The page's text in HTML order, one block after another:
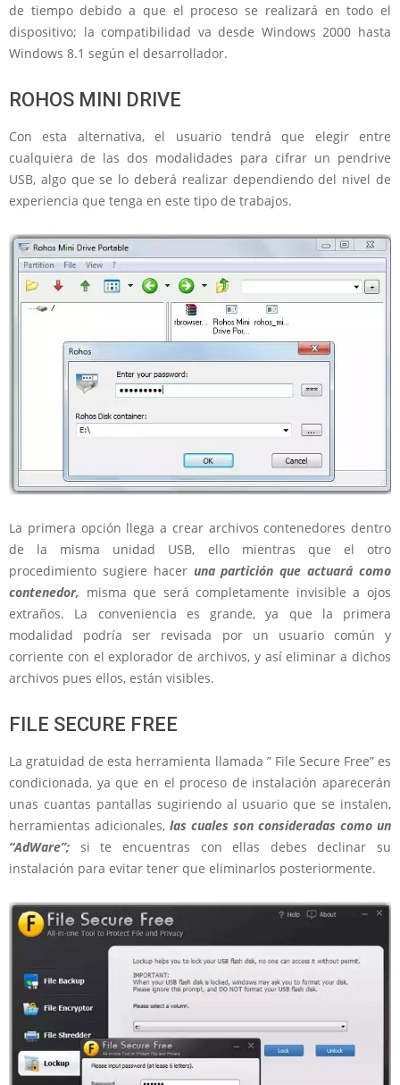
de tiempo debido a que el proceso se realizará en todo el
dispositivo; la compatibilidad va desde Windows 2000 hasta
Windows 8.1 según el desarrollador.
ROHOS MINI DRIVE
Con esta alternativa, el usuario tendrá que elegir entre
cualquiera de las dos modalidades para cifrar un pendrive
USB, algo que se lo deberá realizar dependiendo del nivel de
experiencia que tenga en este tipo de trabajos.
La primera opción llega a crear archivos contenedores dentro
de la misma unidad USB, ello mientras que el otro
procedimiento sugiere hacer una partición que actuará como
contenedor, misma que será completamente invisible a ojos
extraños. La conveniencia es grande, ya que la primera
modalidad podría ser revisada por un usuario común y
corriente con el explorador de archivos, y así eliminar a dichos
archivos pues ellos, están visibles.
FILE SECURE FREE
La gratuidad de esta herramienta llamada ” File Secure Free” es
condicionada, ya que en el proceso de instalación aparecerán
unas cuantas pantallas sugiriendo al usuario que se instalen,
herramientas adicionales, las cuales son consideradas como un
“AdWare”; si te encuentras con ellas debes declinar su
instalación para evitar tener que eliminarlos posteriormente.